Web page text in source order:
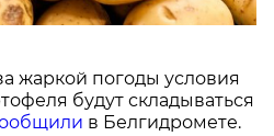
жаркой погоды условия
будут складываться
в Белгидромете.